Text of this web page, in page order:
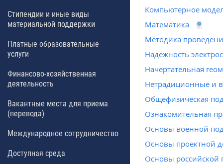
Компьютерное
Математика
Методика
Надёжность
Начертательная
Нетрадиционные и
Общефизическая
Ознакомительная
Основы военной
Основы проектной
Основы российской
Стипендии и иные виды
материальной поддержки
Платные образовательные
услуги
Финансово-хозяйственная
деятельность
Вакантные места для приема
(перевода)
Международное сотрудничество
Доступная среда